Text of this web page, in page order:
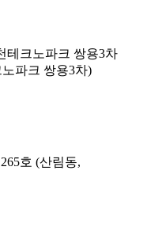
테크노파크 쌍용3차
파크 쌍용3차)
호 (산림동,